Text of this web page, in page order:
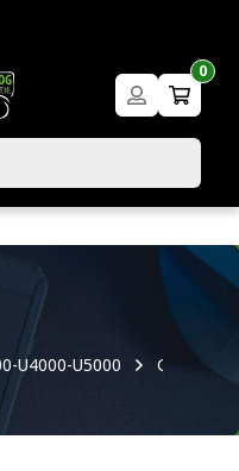
0
U4000-U5000 Getriebe /